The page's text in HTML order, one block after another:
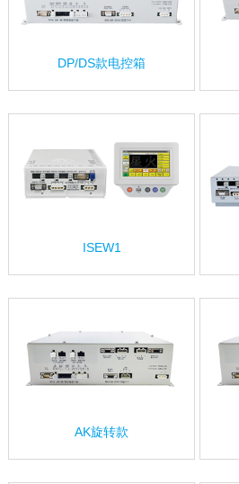
DP/DS款电控箱
ISEW1
AK旋转款